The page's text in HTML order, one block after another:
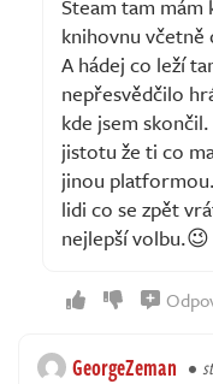
Steam tam mám
knihovnu včetně
A hádej co leží
nepřesvědčilo
kde jsem
jistotu že ti co
jinou
lidi co se zpět
nejlepší volbu.😉
GeorgeZeman